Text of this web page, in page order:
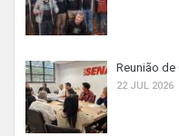
Reunião de
22 JUL 2026